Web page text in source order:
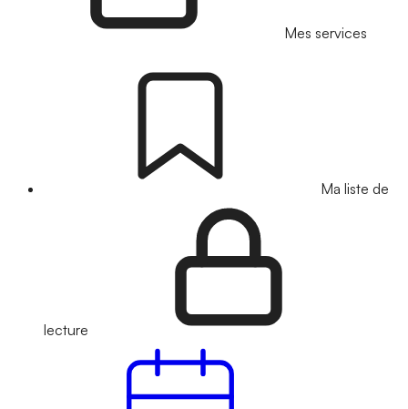
Mes services
Ma liste de
lecture